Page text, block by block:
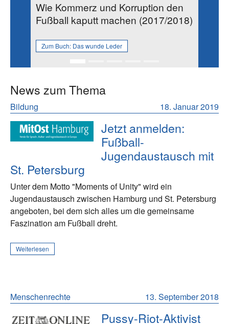
Wie Kommerz und Korruption den
Fußball kaputt machen (2017/2018)
Zum Buch: Das wunde Leder
News zum Thema
18. Januar 2019
Bildung
Jetzt anmelden:
Fußball-
Jugendaustausch mit
St. Petersburg
Unter dem Motto "Moments of Unity" wird ein
Jugendaustausch zwischen Hamburg und St. Petersburg
angeboten, bei dem sich alles um die gemeinsame
Faszination am Fußball dreht.
Weiterlesen
13. September 2018
Menschenrechte
Pussy-Riot-Aktivist